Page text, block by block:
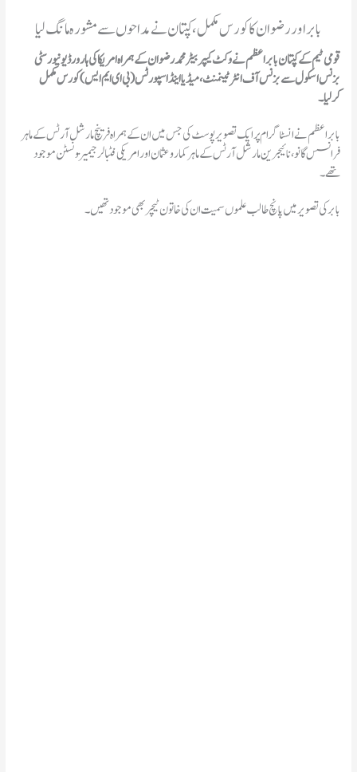
بابراور رضوان کا کورس مکمل، کپتان نے مداحوں سے مشورہ مانگ لیا
قومی ٹیم کے کپتان بابراعظم نے وکٹ کیپر بیٹر محمد رضوان کے ہمراہ امریکا کی ہارورڈ یونیورسٹی
بزنس اسکول سے بزنس آف انٹرٹینمنٹ، میڈیا اینڈ اسپورٹس (بی ای ایم ایس) کورس مکمل
کرلیا۔
بابراعظم نے انسٹاگرام پر ایک تصویر پوسٹ کی جس میں ان کے ہمراہ فرینچ مارشل آرٹس کے ماہر
فرانسس گانو، نائیجرین مارشل آرٹس کے ماہر کمارو عثمان اور امریکی فٹبالر جیمیز ونسٹن موجود
تھے۔
بابر کی تصویر میں پانچ طالب علموں سمیت ان کی خاتون ٹیچر بھی موجود تھیں۔